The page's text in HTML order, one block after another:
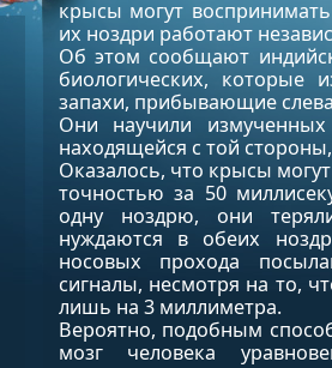
крысы могут
их ноздри работают
Об этом сообщают
биологических, которые
запахи, прибывающие
Они научили
находящейся с той
Оказалось, что крысы
точностью за 50
одну ноздрю, они
нуждаются в обеих
носовых прохода
сигналы, несмотря на то,
лишь на 3 миллиметра.
Вероятно, подобным
мозг человека